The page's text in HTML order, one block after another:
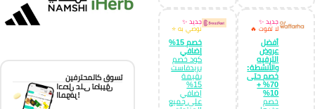
جديد ✨
لا تفوت 🔥
أفضل
عروض
الترفيه
والأنشطة:
خصم حتى
70% +
10%
خصم
جديد ✨
نوصي به ⭐
خصم 15%
إضافي
كود خصم
بريدفاست
بقيمة
15%
إضافي
على جميع
تسوق كالمحترفين
احصل على تطبيق
الموفر!